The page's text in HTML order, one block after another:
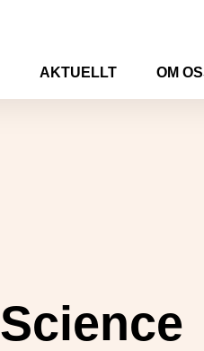
AKTUELLT OM